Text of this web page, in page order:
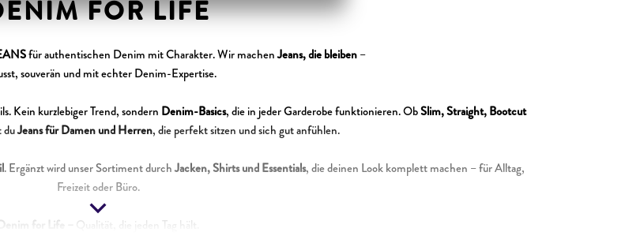
FOR LIFE
für authentischen Denim mit Charakter. Wir machenJeans, die bleiben–
souverän und mit echter Denim-Expertise.
Kein kurzlebiger Trend, sondern Denim-Basics, die in jeder Garderobe funktionieren. ObSlim, Straight, Bootcut
duJeans für Damen und Herren, die perfekt sitzen und sich gut anfühlen.
. Ergänzt wird unser Sortiment durchJacken, Shirts und Essentials, die deinen Look komplett machen – für Alltag,
Freizeit oder Büro.
for Life – Qualität, die jeden Tag hält.